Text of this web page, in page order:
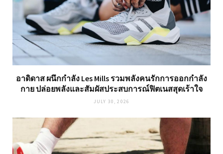
อาดิดาส ผนึกกำลัง Les Mills รวมพลังคนรักการออกกำลัง
กาย ปล่อยพลังและสัมผัสประสบการณ์ฟิตเนสสุดเร้าใจ
JULY 30, 2026